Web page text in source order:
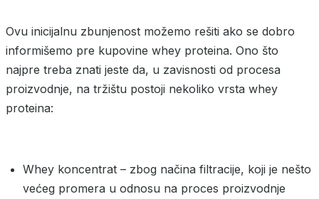
Ovu inicijalnu zbunjenost možemo rešiti ako se dobro
informišemo pre kupovine whey proteina. Ono što
najpre treba znati jeste da, u zavisnosti od procesa
proizvodnje, na tržištu postoji nekoliko vrsta whey
proteina:
Whey koncentrat – zbog načina filtracije, koji je nešto
većeg promera u odnosu na proces proizvodnje